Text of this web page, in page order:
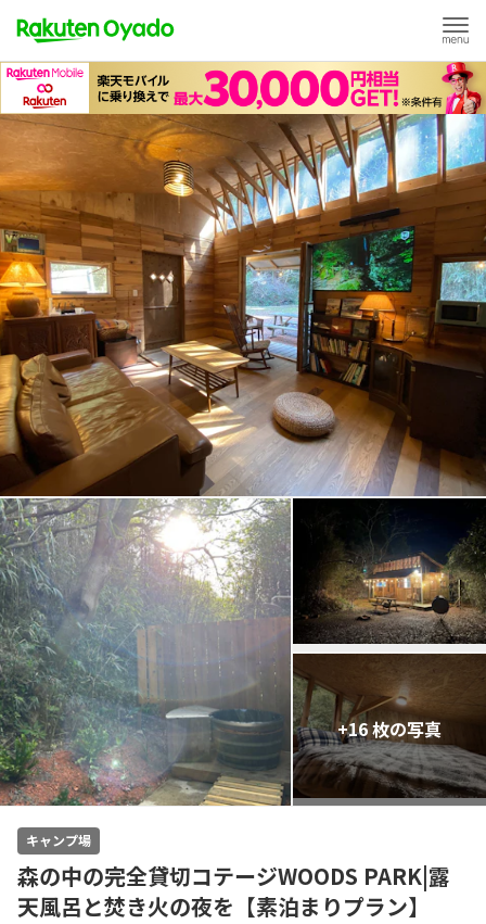
+16 枚の写真
キャンプ場
森の中の完全貸切コテージWOODS PARK|露
天風呂と焚き火の夜を【素泊まりプラン】